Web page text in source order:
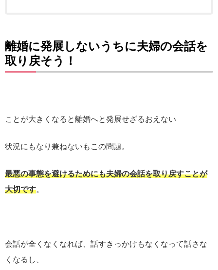
離婚に発展しないうちに夫婦の会話を
取り戻そう！
ことが大きくなると離婚へと発展せざるおえない
状況にもなり兼ねないもこの問題。
最悪の事態を避けるためにも夫婦の会話を取り戻すことが
大切です。
会話が全くなくなれば、話すきっかけもなくなって話さな
くなるし、